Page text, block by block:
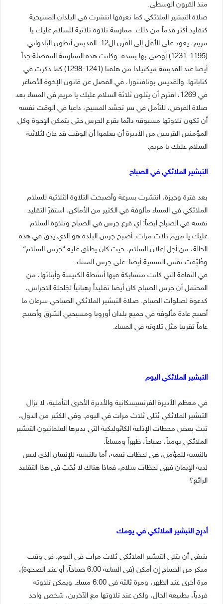
منذ القرون الوسطى.
صلاة التبشير الملائكي كما نعرفها انتشرت في البلدان المسيحية
كتقليد أكثر قدماً من ذلك. ممارسة تلاوة ثلاثية للسلام عليك يا
مريم، يعود على الأقل إلى القرن ال12. القديس أنطون البادواني
(1195-1231) أوصى بها بشدة. وكانت هذه الممارسة المفضلة جداً
أيضا عند القديسة ميكتيلدا من هلفتا (1241-1298) كما ذكرت في
كتاباتها. والقديس بونافنتورا، في الفصل عن قانون الإخوة الأصاغر
في 1269، اقترح أن يتلون ثلاثة السلام عليك يا مريم في المساء بعد
صلاة الفرض، للتأمل في سر تجسّد المسيح، داعيا في الوقت نفسه
أن تكون تلاوتها مسبوقة دائما بقرع الجرس حتى يتمكن الإخوة وكل
المؤمنين القريبين من الأديرة أن يعلموا أن الوقت قد حان لثلاثية
السلام عليك يا مريم.
التبشير الملائكي في الصباح
بعد فترة وجيزة، انتشرت بسرعة وأصبحت التلاوة الثلاثية للسلام
الملائكي في المساء مألوفة في الكثير من الأماكن، استقرّ التقليد
نفسه في الصباح ايضاً: اي قرع جرس في الصباح وتلاوة السلام
عليك يا مريم ثلاث مرات. أصبح جرس البلدة هو الذي يدق في هذه
الحالة، من أجل إعلان السلام، حيث كان يطلق عليه “جرس السلام”.
وطُبّقت نفس التسمية أيضا على جرس المساء.
في الثقافة التي كانت متشابكة فيها أنشطة الكنيسة وأبنائها، من
المحتمل أن جرس الصباح كان أيضا تقليداً رهبانياً لجَلجلة الاجراس،
كدعوة لصلوات الصباح. صلاة التبشير الملائكي الصباحي سرعان ما
أصبح عادة مألوفة في جميع بلدان أوروبا ومسيحيي الشرق وأصبح
عاماً تقريبا مثل تلاوته في المساء.
التبشير الملائكي اليوم
في معظم الأديرة الفرنسيسكانية والأديرة الأخرى التأملية، لا يزال
التبشير الملائكي يُتلى ثلاث مرات في اليوم. وفي الكثير من الدول،
تبث بعض محطات الإذاعة الكاثوليكية التي يديرها العلمانيون التبشير
الملائكي يومياً، صباحاً، ظهراً ومساءاً.
بالنسبة للمؤمن، هي لحظات نعمة، أما بالنسبة للإنسان الذي ليس
لديه الإيمان فهي لحظات سلام، فماذا هناك لا يُحَبّ في هذا التقليد
الرائع؟
أدرِج التبشير الملائكي في يومك
ينبغي أن يتلى التبشير الملائكي ثلاث مرات في اليوم: في وقت
مبكر من الصباح إن أمكن (في الساعة 6:00 صباحاً، أو عند الصحوة)،
مرة أخرى عند الظهر، ومرة ​​ثالثة في 6:00 مساء. ويمكن تلاوته
فردياً، بطبيعة الحال، ولكن عند تلاوتها مع الآخرين، شخص واحد